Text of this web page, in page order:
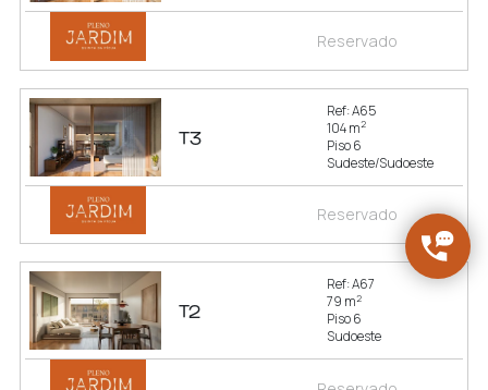
Reservado
T3
Ref: A65
104 m2
Piso 6
Sudeste/Sudoeste
Reservado
T2
Ref: A67
79 m2
Piso 6
Sudoeste